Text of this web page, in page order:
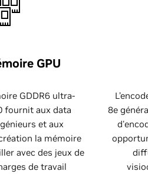
GPU
GDDR6 ultra-
fournit aux data
et aux
la mémoire
avec des jeux de
de travail
8e